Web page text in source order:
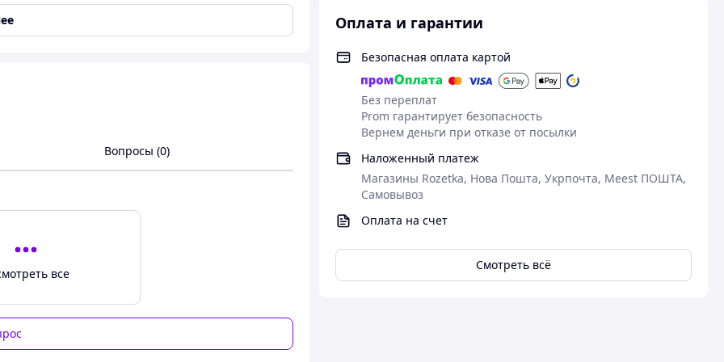
Оплата и гарантии
Безопасная оплата картой
Без переплат
Prom гарантирует безопасность
Вернем деньги при отказе от посылки
Наложенный платеж
Магазины Rozetka, Нова Пошта, Укрпочта, Meest ПОШТА,
Самовывоз
Оплата на счет
Смотреть всё
450 мл G-2018-450 от AXXIS
без минеральных масел и жиров.
антистатическими
Вопросы (0)
все